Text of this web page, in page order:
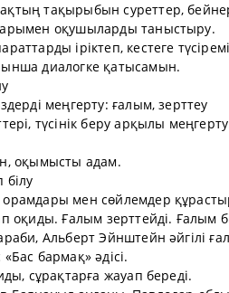
тақырыбын суреттер,
оқушыларды таныстыру.
іріктеп, кестеге
диалогке қатысамын.
меңгерту: ғалым, зерттеу
түсінік беру арқылы
оқымысты адам.
білу
мен сөйлемдер
оқиды. Ғалым зерттейді.
Альберт Эйнштейн әйгілі
бармақ» әдісі.
сұрақтарға жауап береді.